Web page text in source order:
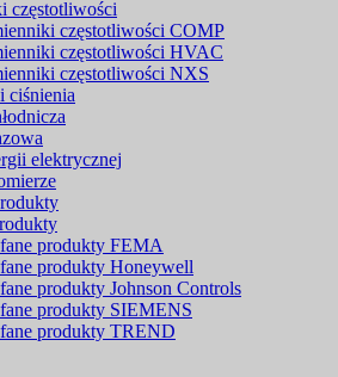
częstotliwości
częstotliwości COMP
częstotliwości HVAC
częstotliwości NXS
ciśnienia
elektrycznej
produkty FEMA
produkty Honeywell
produkty Johnson Controls
produkty SIEMENS
produkty TREND